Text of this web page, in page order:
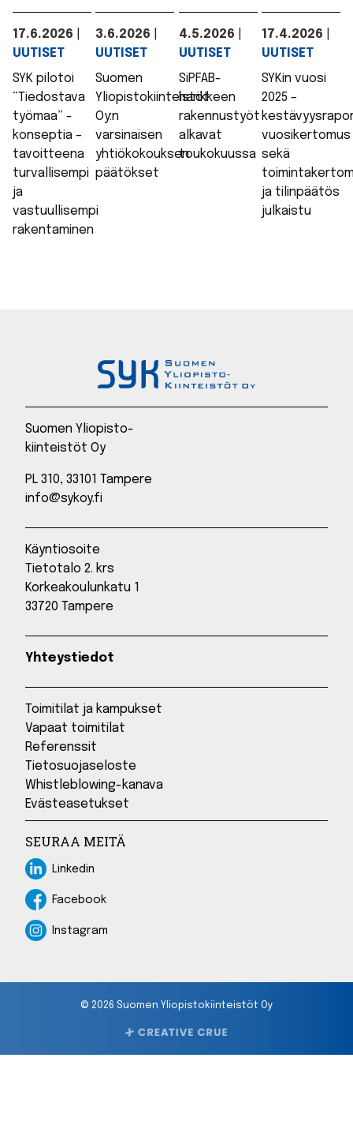
17.6.2026
UUTISET
SYK pilotoi
“Tiedostava
työmaa” -
konseptia –
tavoitteena
turvallisempi
ja
vastuullisempi
rakentaminen
3.6.2026
UUTISET
Suomen
Yliopistokiinteistöt
Oy:n
varsinaisen
yhtiökokouksen
päätökset
4.5.2026
UUTISET
SiPFAB-
hankkeen
rakennustyöt
alkavat
toukokuussa
17.4.2026
UUTISET
SYKin vuosi
2025 –
vuosikertomus
sekä
ja tilinpäätös
julkaistu
Suomen Yliopisto-
kiinteistöt Oy
PL 310, 33101 Tampere
info@sykoy.fi
Käyntiosoite
Tietotalo 2. krs
Korkeakoulunkatu 1
33720 Tampere
Yhteystiedot
Toimitilat ja kampukset
Vapaat toimitilat
Referenssit
Tietosuojaseloste
Whistleblowing-kanava
Evästeasetukset
SEURAA MEITÄ
LinkedinLinkedin
Facebook
Facebook
Instagram
Instagram
© 2026 Suomen Yliopistokiinteistöt Oy